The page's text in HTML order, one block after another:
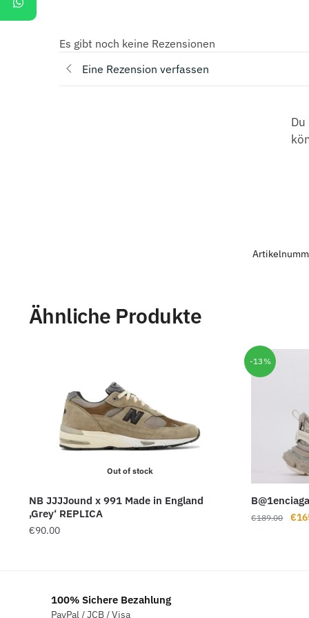
Es gibt noch keine Rezensionen
Eine Rezension verfassen
Ähnliche Produkte
Out of stock
NB JJJJound x 991 Made in England
‚Grey‘ REPLICA
€90.00
-13%
€189.00 €
100% Sichere Bezahlung
PayPal / JCB / Visa